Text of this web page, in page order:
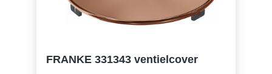
FRANKE 331343 ventielcover